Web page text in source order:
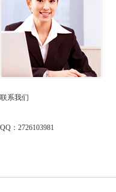
联系我们
QQ：2726103981